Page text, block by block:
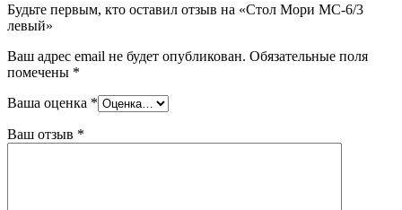
Будьте первым, кто оставил отзыв на «Стол Мори МС-6/3
левый»
Ваш адрес email не будет опубликован. Обязательные поля
помечены *
Ваша оценка *
Ваш отзыв *